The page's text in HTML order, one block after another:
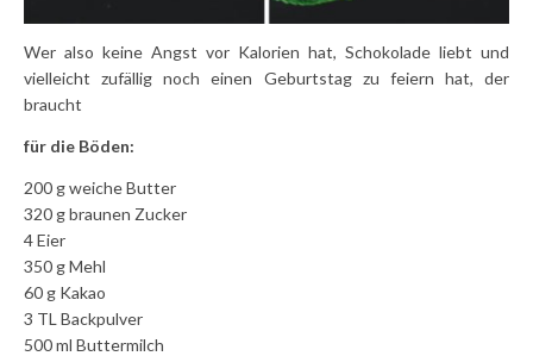
Wer also keine Angst vor Kalorien hat, Schokolade liebt und
vielleicht zufällig noch einen Geburtstag zu feiern hat, der
braucht
für die Böden:
200 g weiche Butter
320 g braunen Zucker
4 Eier
350 g Mehl
60 g Kakao
3 TL Backpulver
500 ml Buttermilch